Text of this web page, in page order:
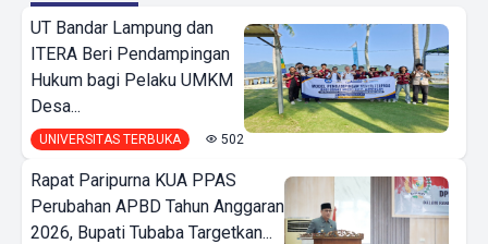
UT Bandar Lampung dan
ITERA Beri Pendampingan
Hukum bagi Pelaku UMKM
Desa...
UNIVERSITAS TERBUKA 502
Rapat Paripurna KUA PPAS
Perubahan APBD Tahun Anggaran
2026, Bupati Tubaba Targetkan...